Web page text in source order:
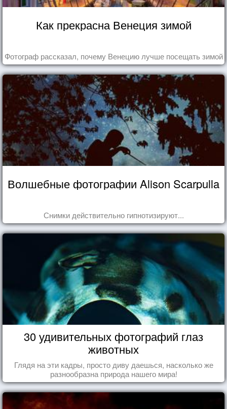
Как прекрасна Венеция зимой
Фотограф рассказал, почему Венецию лучше посещать зимой
Волшебные фотографии Alison Scarpulla
Снимки действительно гипнотизируют...
30 удивительных фотографий глаз
животных
Глядя на эти кадры, просто диву даешься, насколько же
разнообразна природа нашего мира!